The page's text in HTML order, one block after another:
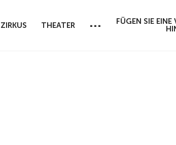
ZIRKUS THEATER ...
FÜGEN SIE